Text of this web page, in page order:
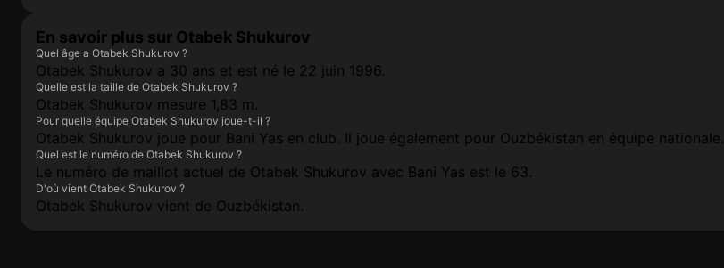
En savoir plus sur Otabek Shukurov
Quel âge a Otabek Shukurov ?
Otabek Shukurov a 30 ans et est né le 22 juin 1996.
Quelle est la taille de Otabek Shukurov ?
Otabek Shukurov mesure 1,83 m.
Pour quelle équipe Otabek Shukurov joue-t-il ?
Otabek Shukurov joue pour Bani Yas en club. Il joue également pour Ouzbékistan en équipe nationale.
Quel est le numéro de Otabek Shukurov ?
Le numéro de maillot actuel de Otabek Shukurov avec Bani Yas est le 63.
D'où vient Otabek Shukurov ?
Otabek Shukurov vient de Ouzbékistan.